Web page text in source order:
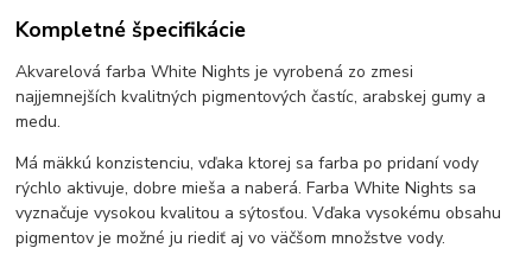
Kompletné špecifikácie
Akvarelová farba White Nights je vyrobená zo zmesi
najjemnejších kvalitných pigmentových častíc, arabskej gumy a
medu.
Má mäkkú konzistenciu, vďaka ktorej sa farba po pridaní vody
rýchlo aktivuje, dobre mieša a naberá. Farba White Nights sa
vyznačuje vysokou kvalitou a sýtosťou. Vďaka vysokému obsahu
pigmentov je možné ju riediť aj vo väčšom množstve vody.